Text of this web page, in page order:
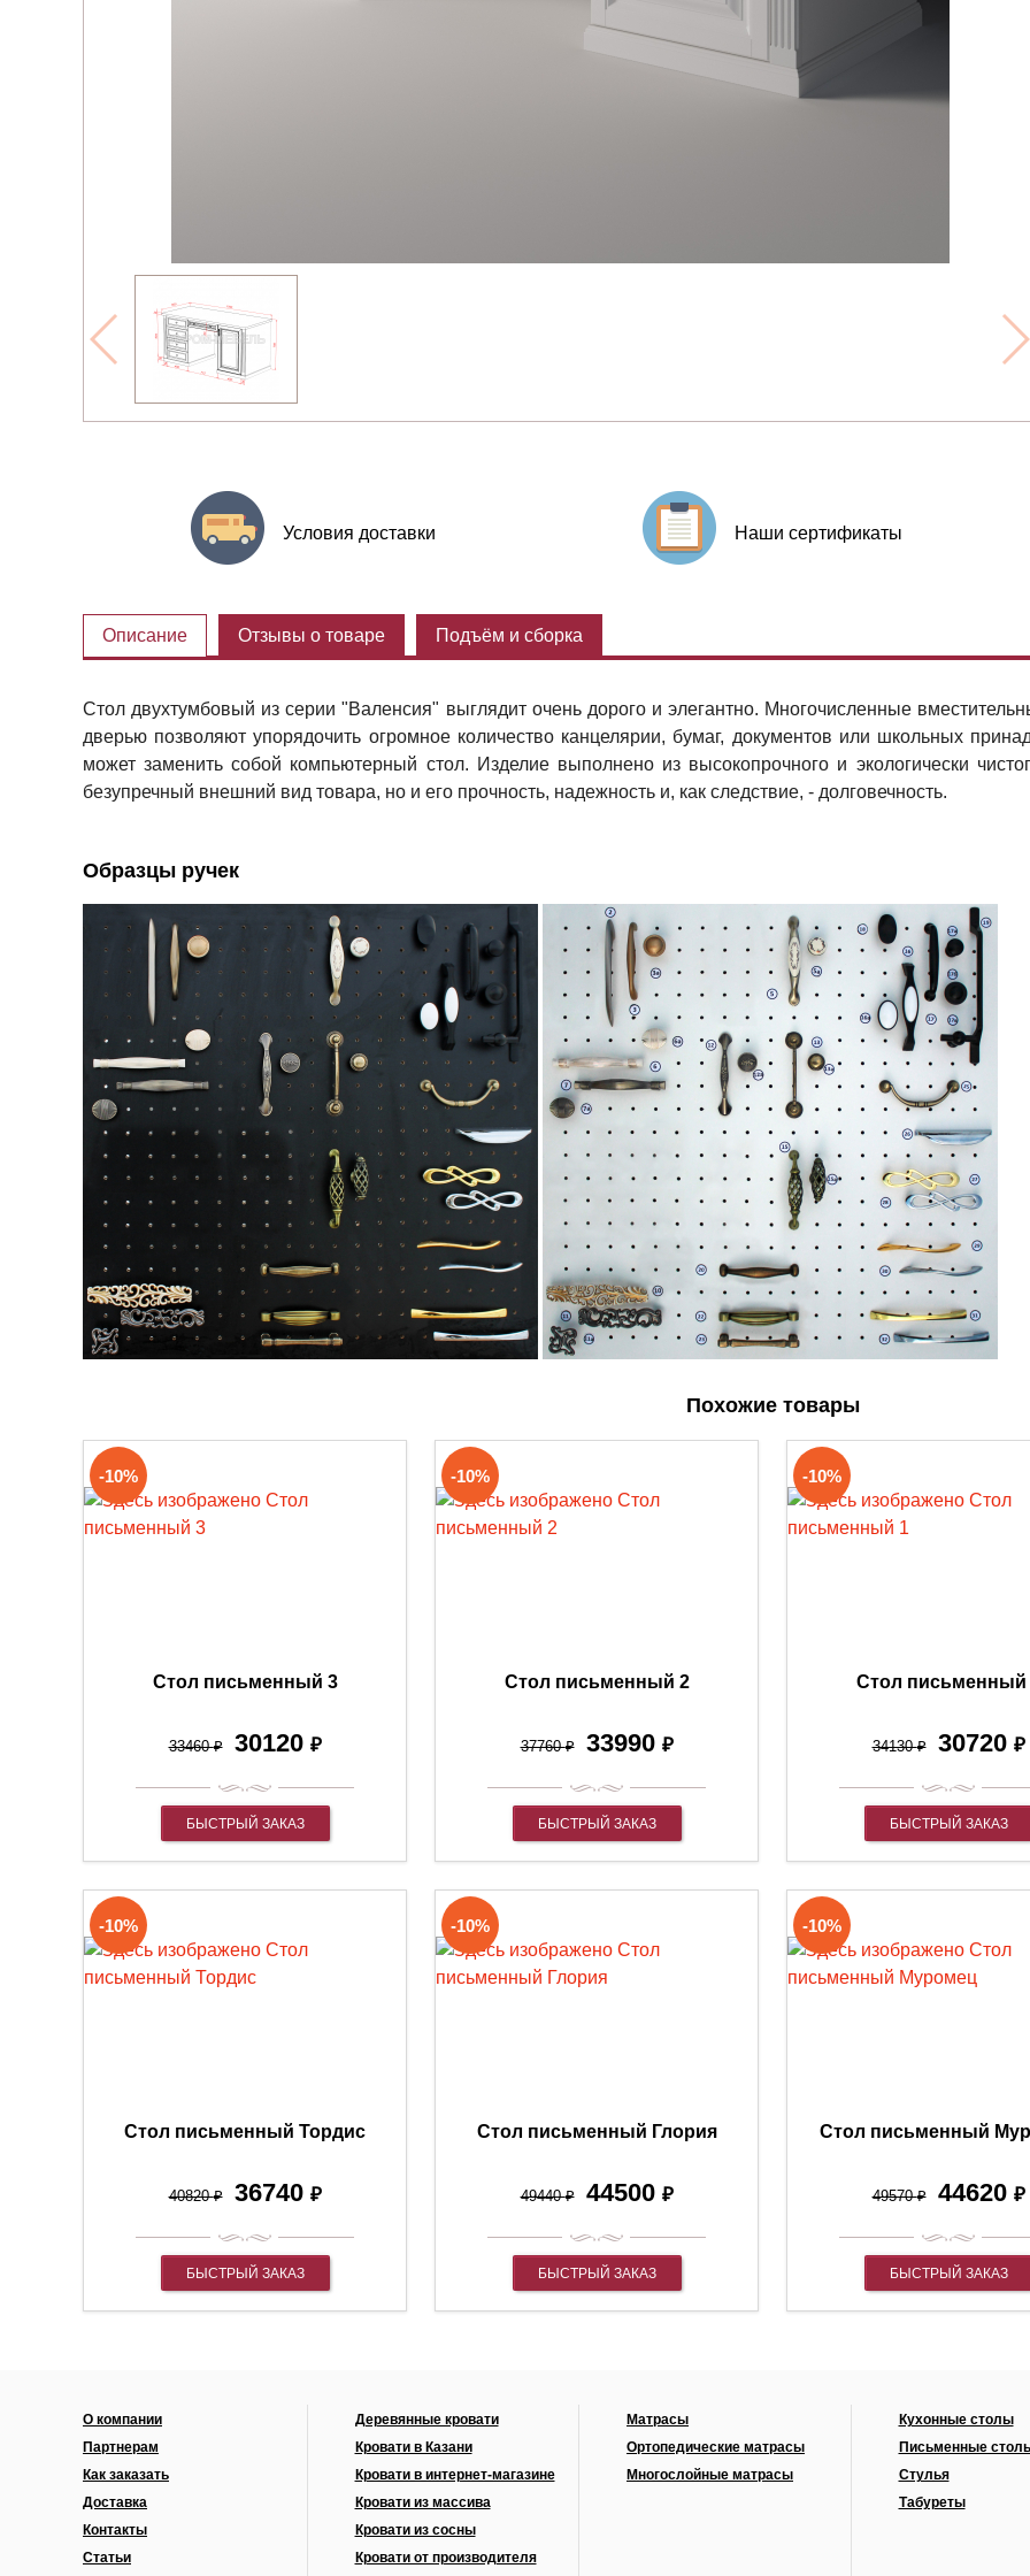
Условия доставки Наши сертификаты
Описание Отзывы о товаре Подъём и сборка
Стол двухтумбовый из серии "Валенсия" выглядит очень дорого и элегантно. Многочисленные
дверью позволяют упорядочить огромное количество канцелярии, бумаг, документов или школьных
может заменить собой компьютерный стол. Изделие выполнено из высокопрочного и экологически
безупречный внешний вид товара, но и его прочность, надежность и, как следствие, - долговечность.
Образцы ручек
Похожие товары
-10%
Стол письменный 3
33460₽ 30120 ₽
БЫСТРЫЙ ЗАКАЗ
-10%
Стол письменный 2
37760₽ 33990 ₽
БЫСТРЫЙ ЗАКАЗ
-10%
Стол письменный
34130₽ 30720 ₽
БЫСТРЫЙ ЗАКАЗ
-10%
Стол письменный Тордис
40820₽ 36740 ₽
БЫСТРЫЙ ЗАКАЗ
-10%
Стол письменный Глория
49440₽ 44500 ₽
БЫСТРЫЙ ЗАКАЗ
-10%
Стол письменный
49570₽ 44620 ₽
БЫСТРЫЙ ЗАКАЗ
О компании
Партнерам
Как заказать
Доставка
Контакты
Статьи
Деревянные кровати
Кровати в Казани
Кровати в интернет-магазине
Кровати из массива
Кровати из сосны
Кровати от производителя
Матрасы
Ортопедические матрасы
Многослойные матрасы
Кухонные столы
Письменные
Стулья
Табуреты